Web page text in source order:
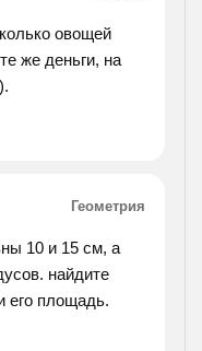
овощей
же деньги, на
Геометрия
10 и 15 см, а
найдите
его площадь.